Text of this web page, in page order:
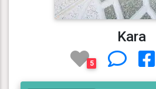
Kara
5